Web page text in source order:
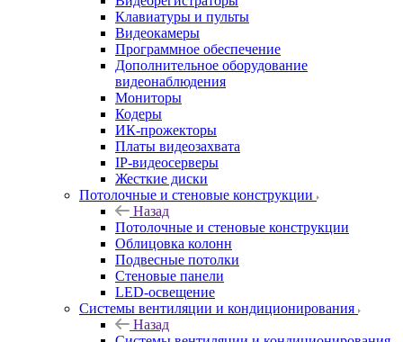
Клавиатуры и пульты
Видеокамеры
Программное обеспечение
Дополнительное оборудование
видеонаблюдения
Мониторы
Кодеры
ИК-прожекторы
Платы видеозахвата
IP-видеосерверы
Жесткие диски
Потолочные и стеновые конструкции
Назад
Потолочные и стеновые конструкции
Облицовка колонн
Подвесные потолки
Стеновые панели
LED-освещение
Системы вентиляции и кондиционирования
Назад